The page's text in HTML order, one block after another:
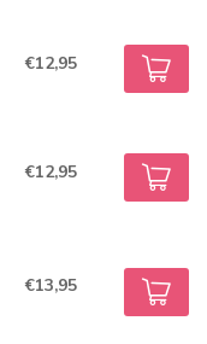
€12,95
€12,95
€13,95